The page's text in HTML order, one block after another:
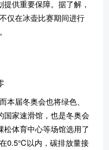
供重要保障。据了解，
仅在冰壶比赛期间进行
届冬奥会也将绿色、
国家速滑馆，也是冬奥会
松体育中心等场馆选用了
0.5℃以内，碳排放量接